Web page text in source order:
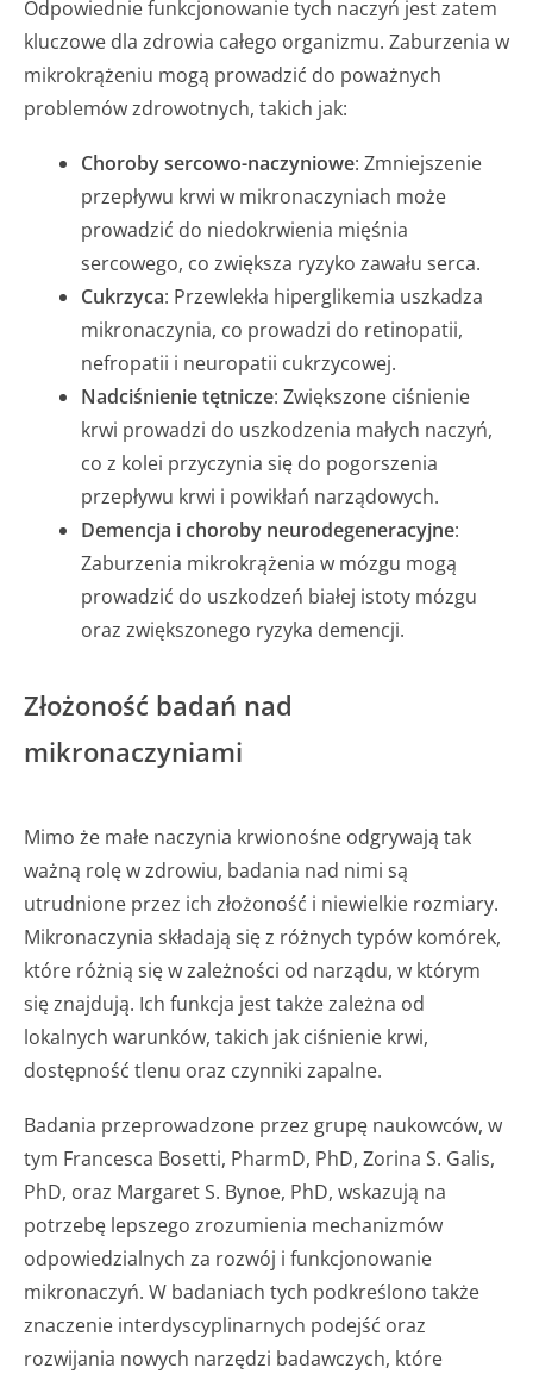
Odpowiednie funkcjonowanie tych naczyń jest zatem
kluczowe dla zdrowia całego organizmu. Zaburzenia w
mikrokrążeniu mogą prowadzić do poważnych
problemów zdrowotnych, takich jak:
Choroby sercowo-naczyniowe: Zmniejszenie
przepływu krwi w mikronaczyniach może
prowadzić do niedokrwienia mięśnia
sercowego, co zwiększa ryzyko zawału serca.
Cukrzyca: Przewlekła hiperglikemia uszkadza
mikronaczynia, co prowadzi do retinopatii,
nefropatii i neuropatii cukrzycowej.
Nadciśnienie tętnicze: Zwiększone ciśnienie
krwi prowadzi do uszkodzenia małych naczyń,
co z kolei przyczynia się do pogorszenia
przepływu krwi i powikłań narządowych.
Demencja i choroby neurodegeneracyjne:
Zaburzenia mikrokrążenia w mózgu mogą
prowadzić do uszkodzeń białej istoty mózgu
oraz zwiększonego ryzyka demencji.
Złożoność badań nad
mikronaczyniami
Mimo że małe naczynia krwionośne odgrywają tak
ważną rolę w zdrowiu, badania nad nimi są
utrudnione przez ich złożoność i niewielkie rozmiary.
Mikronaczynia składają się z różnych typów komórek,
które różnią się w zależności od narządu, w którym
się znajdują. Ich funkcja jest także zależna od
lokalnych warunków, takich jak ciśnienie krwi,
dostępność tlenu oraz czynniki zapalne.
Badania przeprowadzone przez grupę naukowców, w
tym Francesca Bosetti, PharmD, PhD, Zorina S. Galis,
PhD, oraz Margaret S. Bynoe, PhD, wskazują na
potrzebę lepszego zrozumienia mechanizmów
odpowiedzialnych za rozwój i funkcjonowanie
mikronaczyń. W badaniach tych podkreślono także
znaczenie interdyscyplinarnych podejść oraz
rozwijania nowych narzędzi badawczych, które